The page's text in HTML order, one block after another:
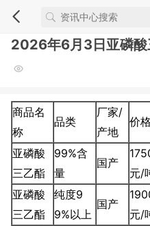
2026年6月3日亚磷酸
商品名
称
品类
厂家/
产地
价格
亚磷酸
三乙酯
99%含
量
国产
元/
亚磷酸
三乙酯
纯度9
9%以上
国产
元/